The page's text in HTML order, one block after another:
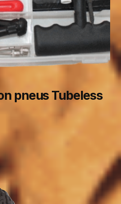
pneus Tubeless